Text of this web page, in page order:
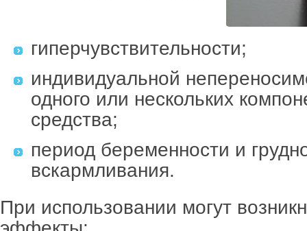
гиперчувствительности;
индивидуальной
одного или нескольких
средства;
период беременности и
вскармливания.
При использовании могут